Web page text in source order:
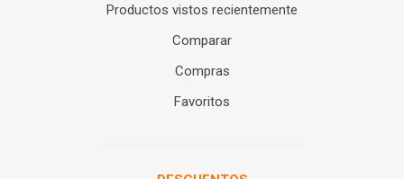
Productos vistos recientemente
Comparar
Compras
Favoritos